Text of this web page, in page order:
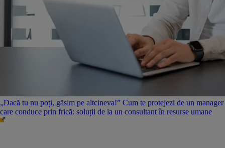
„Dacă tu nu poți, găsim pe altcineva!” Cum te protejezi de un manager
care conduce prin frică: soluții de la un consultant în resurse umane